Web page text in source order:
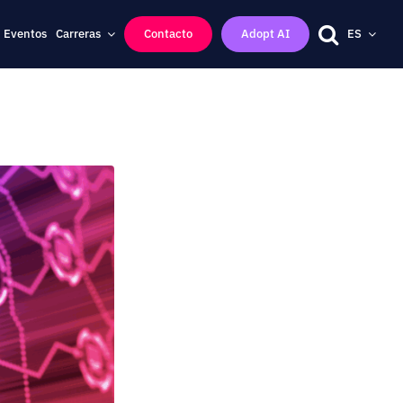
Eventos Carreras Contacto Adopt AI ES